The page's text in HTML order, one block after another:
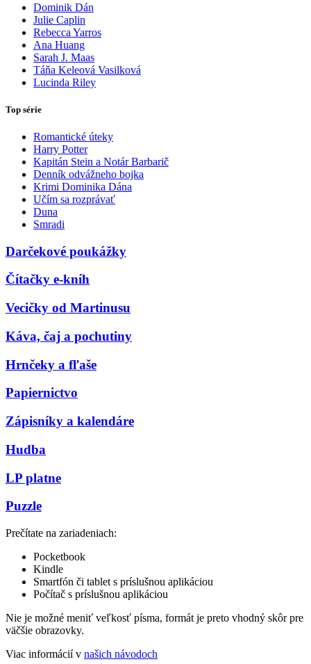
Dominik Dán
Julie Caplin
Rebecca Yarros
Ana Huang
Sarah J. Maas
Táňa Keleová Vasilková
Lucinda Riley
Top série
Romantické úteky
Harry Potter
Kapitán Stein a Notár Barbarič
Denník odvážneho bojka
Krimi Dominika Dána
Učím sa rozprávať
Duna
Smradi
Darčekové poukážky
Čítačky e-kníh
Vecičky od Martinusu
Káva, čaj a pochutiny
Hrnčeky a fľaše
Papiernictvo
Zápisníky a kalendáre
Hudba
LP platne
Puzzle
Prečítate na zariadeniach:
Pocketbook
Kindle
Smartfón či tablet s príslušnou aplikáciou
Počítač s príslušnou aplikáciou
Nie je možné meniť veľkosť písma, formát je preto vhodný skôr pre
väčšie obrazovky.
Viac informácií v našich návodoch